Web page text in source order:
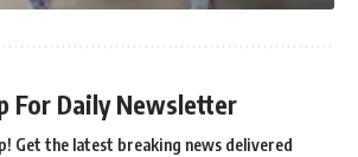
For Daily Newsletter
Get the latest breaking news delivered